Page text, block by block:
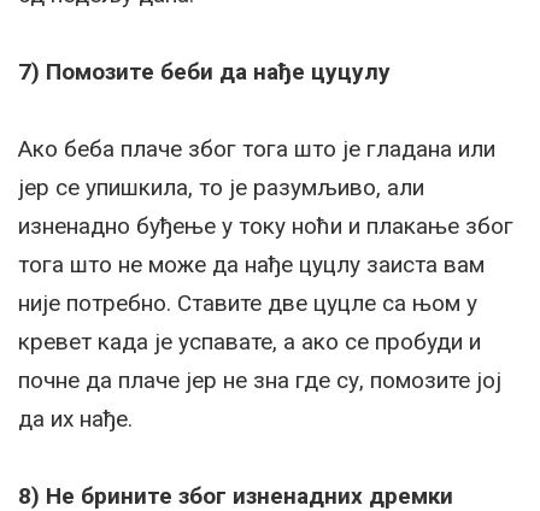
7) Помозите беби да нађе цуцулу
Ако беба плаче због тога што је гладана или
јер се упишкила, то је разумљиво, али
изненадно буђење у току ноћи и плакање због
тога што не може да нађе цуцлу заиста вам
није потребно. Ставите две цуцле са њом у
кревет када је успавате, а ако се пробуди и
почне да плаче јер не зна где су, помозите јој
да их нађе.
8) Не брините због изненадних дремки